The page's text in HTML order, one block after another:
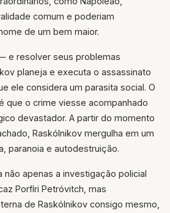
comum e poderiam
de um bem maior.
e resolver seus problemas
planeja e executa o assassinato
ele considera um parasita social. O
que o crime viesse acompanhado
devastador. A partir do momento
Raskólnikov mergulha em um
paranoia e autodestruição.
não apenas a investigação policial
Porfíri Petróvitch, mas
de Raskólnikov consigo mesmo,